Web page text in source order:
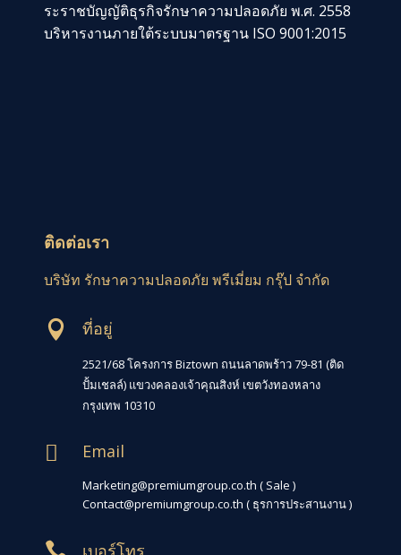
ระราชบัญญัติธุรกิจรักษาความปลอดภัย พ.ศ. 2558
บริหารงานภายใต้ระบบมาตรฐาน ISO 9001:2015
ติดต่อเรา
บริษัท รักษาความปลอดภัย พรีเมี่ยม กรุ๊ป จำกัด
 ที่อยู่
2521/68 โครงการ Biztown ถนนลาดพร้าว 79-81 (ติด
ปั้มเชลล์) แขวงคลองเจ้าคุณสิงห์ เขตวังทองหลาง
กรุงเทพ 10310
 Email
Marketing@premiumgroup.co.th ( Sale )
Contact@premiumgroup.co.th ( ธุรการประสานงาน )
เบอร์โทร